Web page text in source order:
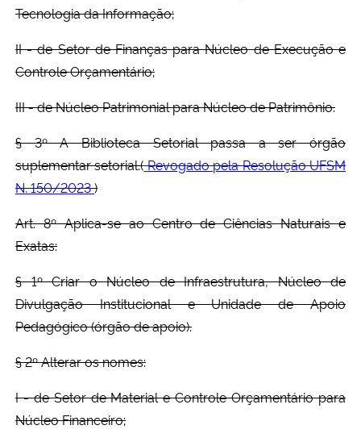
Tecnologia da Informação;
II - de Setor de Finanças para Núcleo de Execução e
Controle Orçamentário;
III - de Núcleo Patrimonial para Núcleo de Patrimônio.
§ 3º A Biblioteca Setorial passa a ser órgão
suplementar setorial.( Revogado pela Resolução UFSM
N. 150/2023)
Art. 8º Aplica-se ao Centro de Ciências Naturais e
Exatas:
§ 1º Criar o Núcleo de Infraestrutura, Núcleo de
Divulgação Institucional e Unidade de Apoio
Pedagógico (órgão de apoio).
§ 2º Alterar os nomes:
I - de Setor de Material e Controle Orçamentário para
Núcleo Financeiro;